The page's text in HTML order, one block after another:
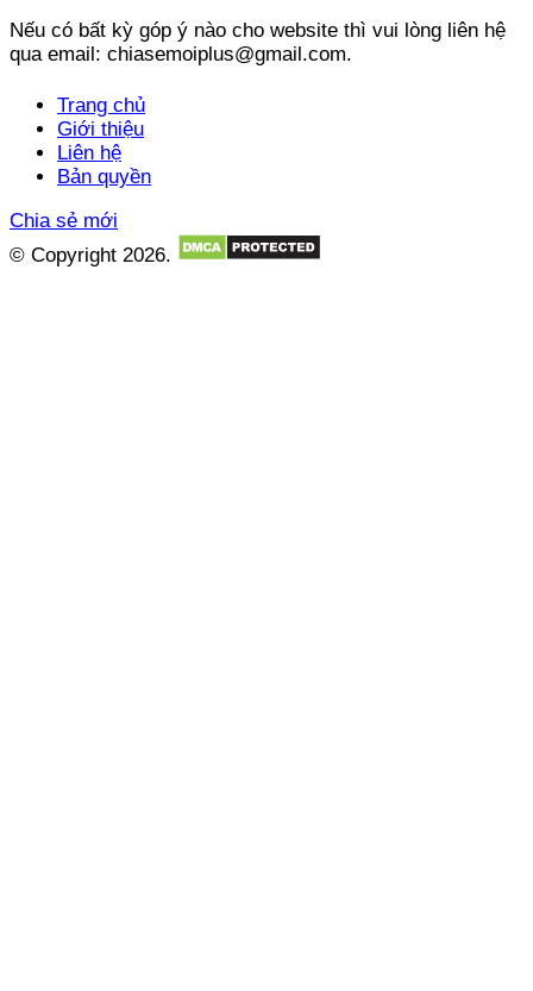
Nếu có bất kỳ góp ý nào cho website thì vui lòng liên hệ
qua email: chiasemoiplus@gmail.com.
Trang chủ
Giới thiệu
Liên hệ
Bản quyền
Chia sẻ mới
© Copyright 2026.